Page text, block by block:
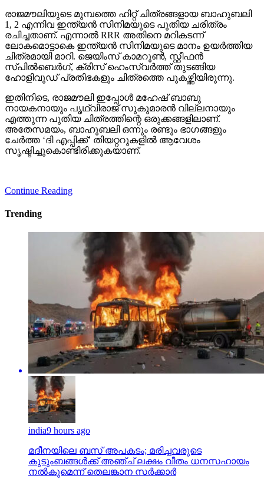
രാജമൗലിയുടെ മുമ്പത്തെ ഹിറ്റ് ചിത്രങ്ങളായ ബാഹുബലി
1, 2 എന്നിവ ഇന്ത്യന്‍ സിനിമയുടെ പുതിയ ചരിത്രം
രചിച്ചതാണ്. എന്നാല്‍ RRR അതിനെ മറികടന്ന്
ലോകമൊട്ടാകെ ഇന്ത്യന്‍ സിനിമയുടെ മാനം ഉയര്‍ത്തിയ
ചിത്രമായി മാറി. ജെയിംസ് കാമറൂണ്‍, സ്റ്റീഫന്‍
സ്പില്‍ബെര്‍ഗ്, ക്രിസ് ഹെംസ്വര്‍ത്ത് തുടങ്ങിയ
ഹോളിവുഡ് പ്രതിഭകളും ചിത്രത്തെ പുകഴ്ത്തിയിരുന്നു.
ഇതിനിടെ, രാജമൗലി ഇപ്പോള്‍ മഹേഷ് ബാബു
നായകനായും പൃഥ്വിരാജ് സുകുമാരന്‍ വില്ലനായും
എത്തുന്ന പുതിയ ചിത്രത്തിന്റെ ഒരുക്കങ്ങളിലാണ്.
അതേസമയം, ബാഹുബലി ഒന്നും രണ്ടും ഭാഗങ്ങളും
ചേര്‍ത്ത ‘ദി എപ്പിക്ക്’ തിയറ്ററുകളില്‍ ആവേശം
സൃഷ്ടിച്ചുകൊണ്ടിരിക്കുകയാണ്.
Continue Reading
Trending
india9 hours ago
മദീനയിലെ ബസ് അപകടം; മരിച്ചവരുടെ
കുടുംബങ്ങള്‍ക്ക് അഞ്ച് ലക്ഷം വീതം ധനസഹായം
നല്‍കുമെന്ന് തെലങ്കാന സര്‍ക്കാര്‍